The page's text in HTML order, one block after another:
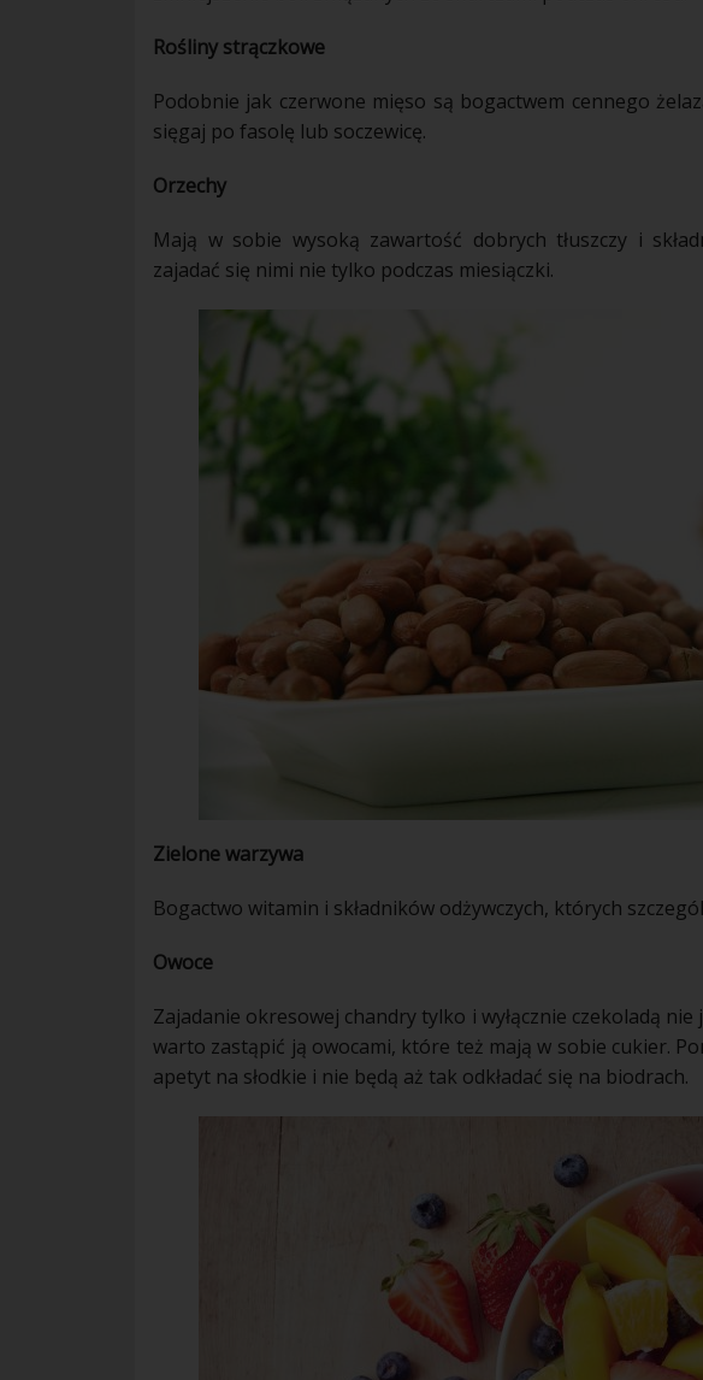
Rośliny strączkowe
Podobnie jak czerwone mięso są bogactwem cennego
sięgaj po fasolę lub soczewicę.
Orzechy
Mają w sobie wysoką zawartość dobrych tłuszczy i
zajadać się nimi nie tylko podczas miesiączki.
Zielone warzywa
Bogactwo witamin i składników odżywczych, których
Owoce
Zajadanie okresowej chandry tylko i wyłącznie czekoladą
warto zastąpić ją owocami, które też mają w sobie cukier.
apetyt na słodkie i nie będą aż tak odkładać się na biodrach.